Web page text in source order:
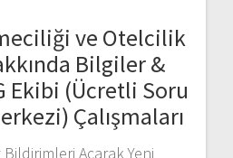
ve Otelcilik
Bilgiler &
Ekibi (Ücretli Soru
Çalışmaları
Bildirimleri Açarak Yeni